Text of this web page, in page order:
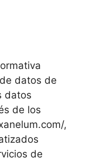
datos de
datos
de los
,
de